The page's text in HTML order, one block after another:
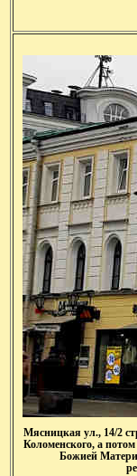
Мясницкая ул., 14/2
Коломенского, а
Божией